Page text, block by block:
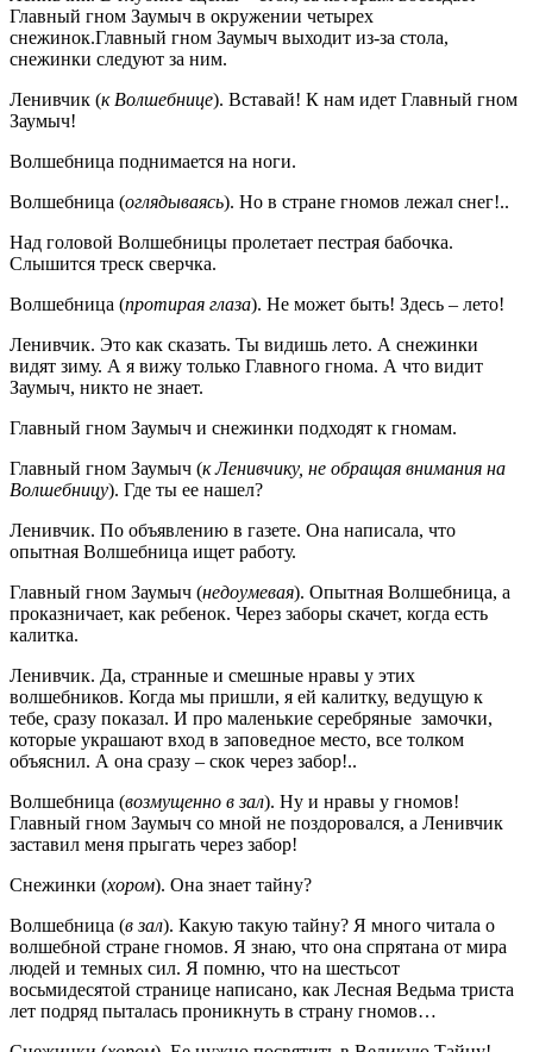
Главный гном Заумыч в окружении четырех
снежинок.Главный гном Заумыч выходит из-за стола,
снежинки следуют за ним.
Ленивчик (к Волшебнице). Вставай! К нам идет Главный гном
Заумыч!
Волшебница поднимается на ноги.
Волшебница (оглядываясь). Но в стране гномов лежал снег!..
Над головой Волшебницы пролетает пестрая бабочка.
Слышится треск сверчка.
Волшебница (протирая глаза). Не может быть! Здесь – лето!
Ленивчик. Это как сказать. Ты видишь лето. А снежинки
видят зиму. А я вижу только Главного гнома. А что видит
Заумыч, никто не знает.
Главный гном Заумыч и снежинки подходят к гномам.
Главный гном Заумыч (к Ленивчику, не обращая внимания на
Волшебницу). Где ты ее нашел?
Ленивчик. По объявлению в газете. Она написала, что
опытная Волшебница ищет работу.
Главный гном Заумыч (недоумевая). Опытная Волшебница, а
проказничает, как ребенок. Через заборы скачет, когда есть
калитка.
Ленивчик. Да, странные и смешные нравы у этих
волшебников. Когда мы пришли, я ей калитку, ведущую к
тебе, сразу показал. И про маленькие серебряные замочки,
которые украшают вход в заповедное место, все толком
объяснил. А она сразу – скок через забор!..
Волшебница (возмущенно в зал). Ну и нравы у гномов!
Главный гном Заумыч со мной не поздоровался, а Ленивчик
заставил меня прыгать через забор!
Снежинки (хором). Она знает тайну?
Волшебница (в зал). Какую такую тайну? Я много читала о
волшебной стране гномов. Я знаю, что она спрятана от мира
людей и темных сил. Я помню, что на шестьсот
восьмидесятой странице написано, как Лесная Ведьма триста
лет подряд пыталась проникнуть в страну гномов…